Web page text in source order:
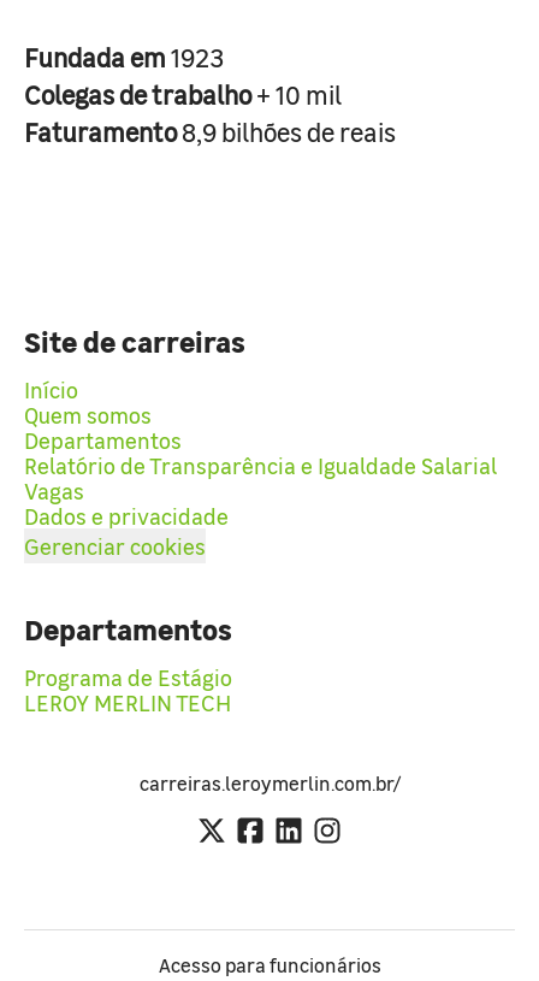
Fundada em1923
Colegas de trabalho+ 10 mil
Faturamento8,9 bilhões de reais
Site de carreiras
Início
Quem somos
Departamentos
Relatório de Transparência e Igualdade Salarial
Vagas
Dados e privacidade
Gerenciar cookies
Departamentos
Programa de Estágio
LEROY MERLIN TECH
carreiras.leroymerlin.com.br/
Acesso para funcionários